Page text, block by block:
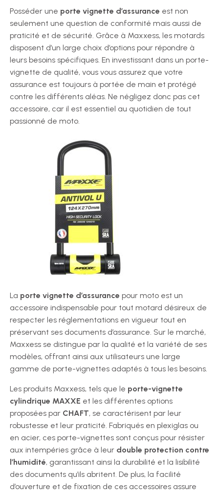
Posséder une porte vignette d’assurance est non
seulement une question de conformité mais aussi de
praticité et de sécurité. Grâce à Maxxess, les motards
disposent d’un large choix d’options pour répondre à
leurs besoins spécifiques. En investissant dans un porte-
vignette de qualité, vous vous assurez que votre
assurance est toujours à portée de main et protégé
contre les différents aléas. Ne négligez donc pas cet
accessoire, car il est essentiel au quotidien de tout
passionné de moto.
La porte vignette d’assurance pour moto est un
accessoire indispensable pour tout motard désireux de
respecter les réglementations en vigueur tout en
préservant ses documents d’assurance. Sur le marché,
Maxxess se distingue par la qualité et la variété de ses
modèles, offrant ainsi aux utilisateurs une large
gamme de porte-vignettes adaptés à tous les besoins.
Les produits Maxxess, tels que le porte-vignette
cylindrique MAXXE et les différentes options
proposées par CHAFT, se caractérisent par leur
robustesse et leur praticité. Fabriqués en plexiglas ou
en acier, ces porte-vignettes sont conçus pour résister
aux intempéries grâce à leur double protection contre
l’humidité, garantissant ainsi la durabilité et la lisibilité
des documents qu’ils abritent. De plus, la facilité
d’ouverture et de fixation de ces accessoires assure